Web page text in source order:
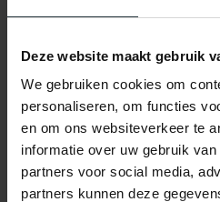
Deze website maakt gebruik
We gebruiken cookies om
personaliseren, om functies
en om ons websiteverkeer te
informatie over uw gebruik
partners voor social media,
partners kunnen deze
op voorraad
179,-
SHOP NU